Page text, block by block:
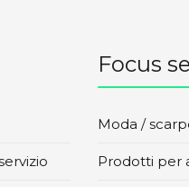
Focus
Moda /
Prodotti per